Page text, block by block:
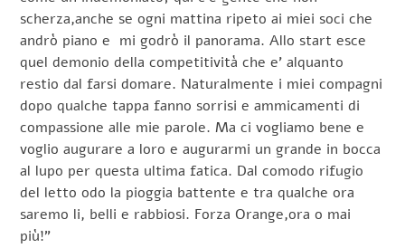
scherza,anche se ogni mattina ripeto ai miei soci che
andrò piano e mi godrò il panorama. Allo start esce
quel demonio della competitività che e’ alquanto
restio dal farsi domare. Naturalmente i miei compagni
dopo qualche tappa fanno sorrisi e ammicamenti di
compassione alle mie parole. Ma ci vogliamo bene e
voglio augurare a loro e augurarmi un grande in bocca
al lupo per questa ultima fatica. Dal comodo rifugio
del letto odo la pioggia battente e tra qualche ora
saremo li, belli e rabbiosi. Forza Orange,ora o mai
più!”